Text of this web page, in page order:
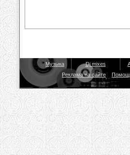
Музыка Dj mixes
Реклама на сайте